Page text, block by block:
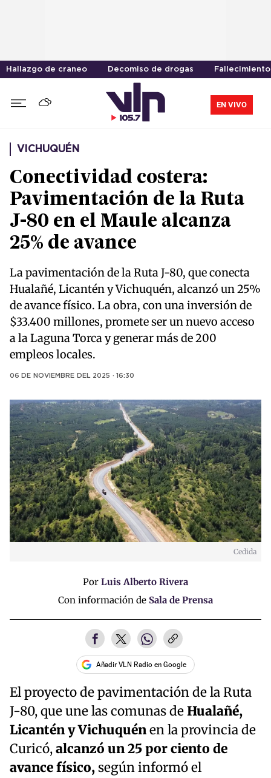
Hallazgo de craneo Decomiso de drogas Fallecimiento
EN VIVO
VICHUQUÉN
Conectividad costera:
Pavimentación de la Ruta
J-80 en el Maule alcanza
25% de avance
La pavimentación de la Ruta J-80, que conecta
Hualañé, Licantén y Vichuquén, alcanzó un 25%
de avance físico. La obra, con una inversión de
$33.400 millones, promete ser un nuevo acceso
a la Laguna Torca y generar más de 200
empleos locales.
06 DE NOVIEMBRE DEL 2025 · 16:30
Cedida
Por Luis Alberto Rivera
Con información de Sala de Prensa
Añadir VLN Radio en Google
El proyecto de pavimentación de la Ruta
J-80, que une las comunas deHualañé,
Licantén y Vichuquénen la provincia de
Curicó,alcanzó un 25 por ciento de
avance físico, según informó el